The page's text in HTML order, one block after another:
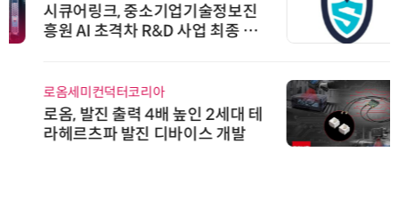
시큐어링크, 중소기업기술정보진
흥원 AI 초격차 R&D 사업 최종 선
로옴세미컨덕터코리아
로옴, 발진 출력 4배 높인 2세대 테
라헤르츠파 발진 디바이스 개발